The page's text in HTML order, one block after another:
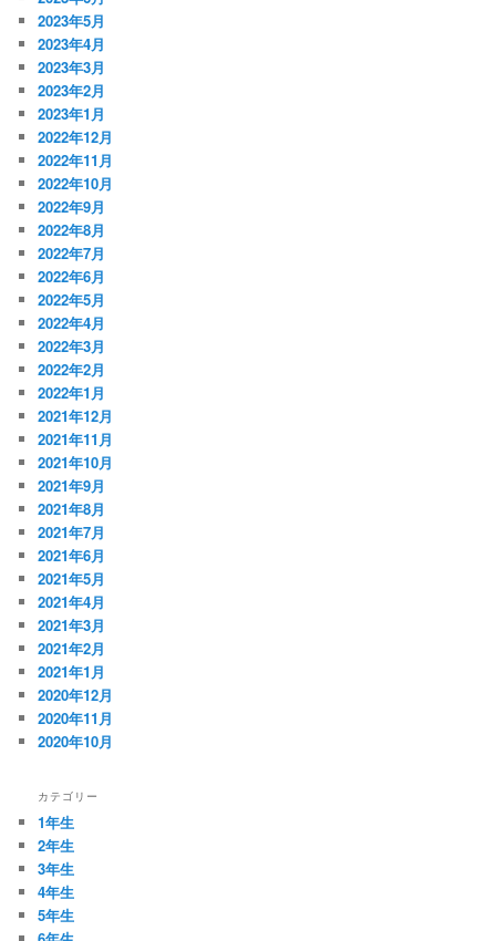
2023年5月
2023年4月
2023年3月
2023年2月
2023年1月
2022年12月
2022年11月
2022年10月
2022年9月
2022年8月
2022年7月
2022年6月
2022年5月
2022年4月
2022年3月
2022年2月
2022年1月
2021年12月
2021年11月
2021年10月
2021年9月
2021年8月
2021年7月
2021年6月
2021年5月
2021年4月
2021年3月
2021年2月
2021年1月
2020年12月
2020年11月
2020年10月
カテゴリー
1年生
2年生
3年生
4年生
5年生